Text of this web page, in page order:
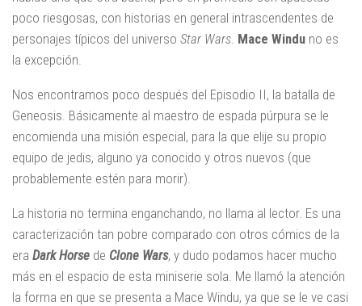
poco riesgosas, con historias en general intrascendentes de
personajes típicos del universo Star Wars. Mace Windu no es
la excepción.
Nos encontramos poco después del Episodio II, la batalla de
Geneosis. Básicamente al maestro de espada púrpura se le
encomienda una misión especial, para la que elije su propio
equipo de jedis, alguno ya conocido y otros nuevos (que
probablemente estén para morir).
La historia no termina enganchando, no llama al lector. Es una
caracterización tan pobre comparado con otros cómics de la
era Dark Horse de Clone Wars, y dudo podamos hacer mucho
más en el espacio de esta miniserie sola. Me llamó la atención
la forma en que se presenta a Mace Windu, ya que se le ve casi